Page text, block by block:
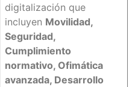
digitalización que
incluyen Movilidad,
Seguridad,
Cumplimiento
normativo, Ofimática
avanzada, Desarrollo